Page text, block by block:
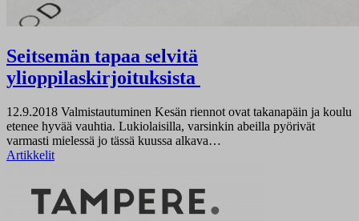
Seitsemän tapaa selvitä
ylioppilaskirjoituksista
12.9.2018 Valmistautuminen Kesän riennot ovat takanapäin ja koulu
etenee hyvää vauhtia. Lukiolaisilla, varsinkin abeilla pyörivät
varmasti mielessä jo tässä kuussa alkava…
Artikkelit